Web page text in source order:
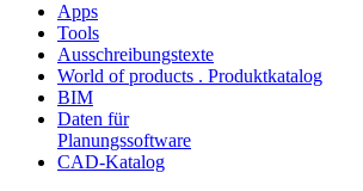
Apps
Tools
Ausschreibungstexte
World of products . Produktkatalog
BIM
Daten für
Planungssoftware
CAD-Katalog